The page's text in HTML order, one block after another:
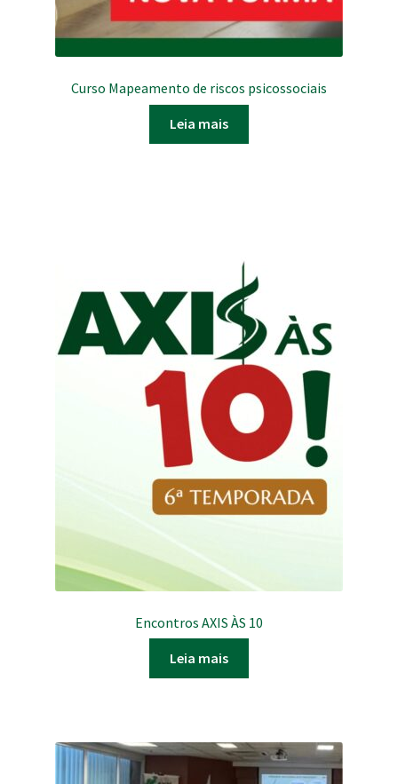
Curso Mapeamento de riscos psicossociais
Leia mais
Encontros AXIS ÀS 10
Leia mais